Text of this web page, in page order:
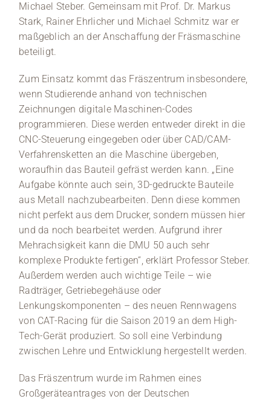
Michael Steber. Gemeinsam mit Prof. Dr. Markus
Stark, Rainer Ehrlicher und Michael Schmitz war er
maßgeblich an der Anschaffung der Fräsmaschine
beteiligt.
Zum Einsatz kommt das Fräszentrum insbesondere,
wenn Studierende anhand von technischen
Zeichnungen digitale Maschinen-Codes
programmieren. Diese werden entweder direkt in die
CNC-Steuerung eingegeben oder über CAD/CAM-
Verfahrensketten an die Maschine übergeben,
woraufhin das Bauteil gefräst werden kann. „Eine
Aufgabe könnte auch sein, 3D-gedruckte Bauteile
aus Metall nachzubearbeiten. Denn diese kommen
nicht perfekt aus dem Drucker, sondern müssen hier
und da noch bearbeitet werden. Aufgrund ihrer
Mehrachsigkeit kann die DMU 50 auch sehr
komplexe Produkte fertigen“, erklärt Professor Steber.
Außerdem werden auch wichtige Teile – wie
Radträger, Getriebegehäuse oder
Lenkungskomponenten – des neuen Rennwagens
von CAT-Racing für die Saison 2019 an dem High-
Tech-Gerät produziert. So soll eine Verbindung
zwischen Lehre und Entwicklung hergestellt werden.
Das Fräszentrum wurde im Rahmen eines
Großgeräteantrages von der Deutschen